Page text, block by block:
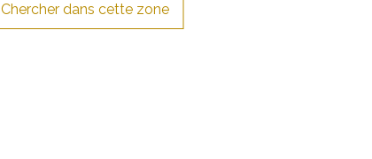
Chercher dans cette zone